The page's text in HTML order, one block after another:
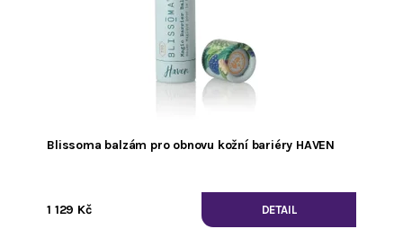
Blissoma balzám pro obnovu kožní bariéry HAVEN
1 129 Kč DETAIL